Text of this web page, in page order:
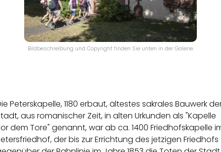
Bildbeschreibung und Copyright finden Sie unten in der Galerie.
Peterskapelle, 1180 erbaut, ältestes sakrales Bauwerk
aus romanischer Zeit, in alten Urkunden als "Kapelle
dem Tore" genannt, war ab ca. 1400 Friedhofskapelle
der bis zur Errichtung des jetzigen Friedhofs